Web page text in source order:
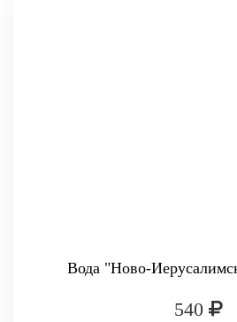
Вода "Ново-
540